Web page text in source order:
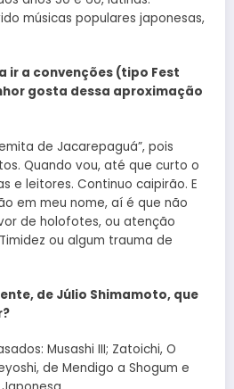
músicas populares japonesas,
ir a convenções (tipo Fest
gosta dessa aproximação
de Jacarepaguá”, pois
Quando vou, até que curto o
e leitores. Continuo caipirão. E
em meu nome, aí é que não
de holofotes, ou atenção
ou algum trauma de
de Júlio Shimamoto, que
Musashi III; Zatoichi, O
de Mendigo a Shogum e